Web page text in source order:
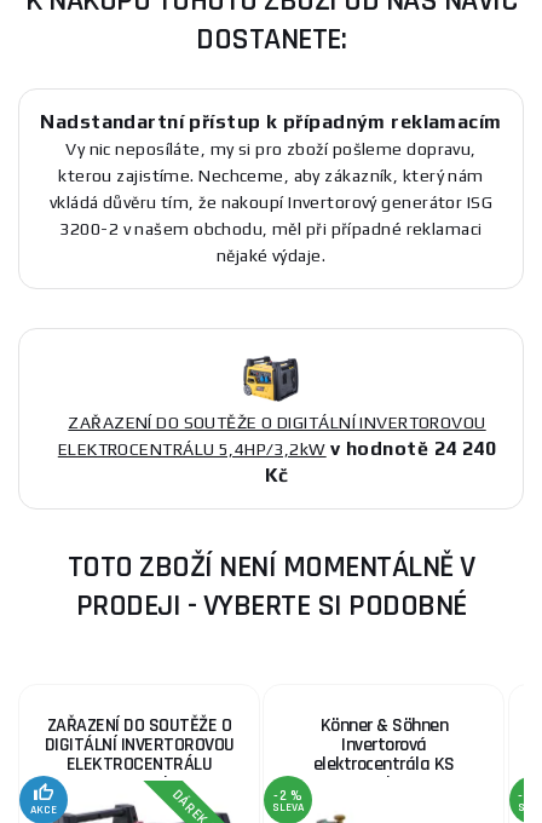
DOSTANETE:
Nadstandartní přístup k případným reklamacím
Vy nic neposíláte, my si pro zboží pošleme dopravu,
kterou zajistíme. Nechceme, aby zákazník, který nám
vkládá důvěru tím, že nakoupí Invertorový generátor ISG
3200-2 v našem obchodu, měl při případné reklamaci
nějaké výdaje.
ZAŘAZENÍ DO SOUTĚŽE O DIGITÁLNÍ INVERTOROVOU
ELEKTROCENTRÁLU 5,4HP/3,2kW v hodnotě 24 240
Kč
TOTO ZBOŽÍ NENÍ MOMENTÁLNĚ V
PRODEJI - VYBERTE SI PODOBNÉ
ZAŘAZENÍ DO SOUTĚŽE O
DIGITÁLNÍ INVERTOROVOU
ELEKTROCENTRÁLU
5,4HP/3,2kW
AKCE
Könner & Söhnen
Invertorová
elektrocentrála KS
4000iEG S
-2 %
SLEVA
-4